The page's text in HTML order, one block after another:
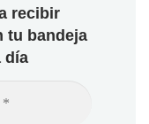
recibir
tu bandeja
día